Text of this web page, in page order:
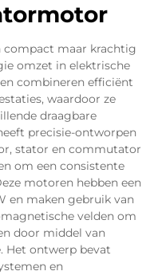
compact maar krachtig
omzet in elektrische
combineren efficiënt
waardoor ze
draagbare
precisie-ontworpen
stator en commutator
om een consistente
motoren hebben een
en maken gebruik van
velden om
door middel van
Het ontwerp bevat
en